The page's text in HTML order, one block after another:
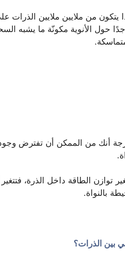
يتكون من ملايين ملايين
حول الأنوية مكونّة ما يشبه
أنك من الممكن أن تفترض
توازن الطاقة داخل الذرة، فتتغير
بالنواة.
بين الذرات؟